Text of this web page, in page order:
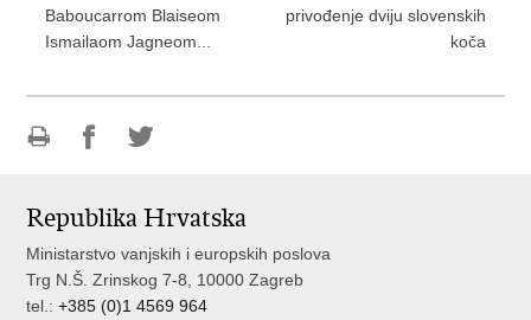
Baboucarrom Blaiseom
Ismailaom Jagneom...
privođenje dviju slovenskih
koča
Facebooku
Twitteru
Republika Hrvatska
Ministarstvo vanjskih i europskih poslova
Trg N.Š. Zrinskog 7-8, 10000 Zagreb
tel.:+385 (0)1 4569 964